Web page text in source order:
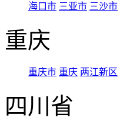
海口市 三亚市 三沙市
重庆
重庆市 重庆 两江新区
四川省